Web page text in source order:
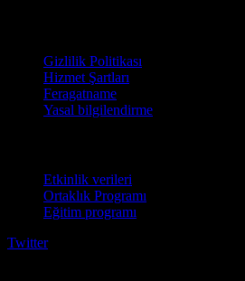
Gizlilik Politikası
Hizmet Şartları
Feragatname
Yasal bilgilendirme
Etkinlik verileri
Ortaklık Programı
Eğitim programı
Twitter